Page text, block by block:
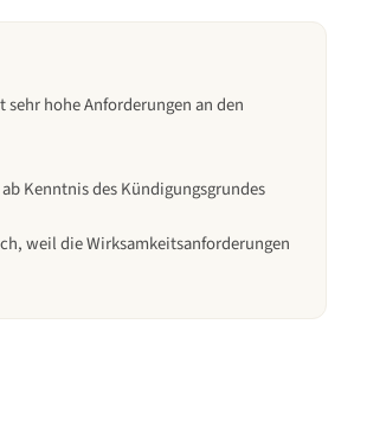
hohe Anforderungen an den
Kenntnis des Kündigungsgrundes
weil die Wirksamkeitsanforderungen